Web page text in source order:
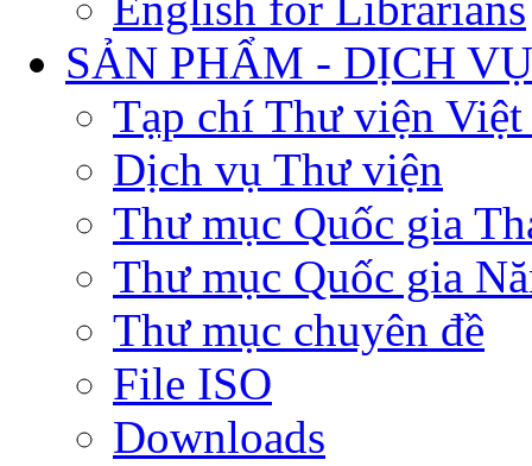
SẢN PHẨM - DỊCH VỤ
Tạp chí Thư viện Việt
Dịch vụ Thư viện
Thư mục Quốc gia
Thư mục Quốc gia
Thư mục chuyên đề
File ISO
Downloads